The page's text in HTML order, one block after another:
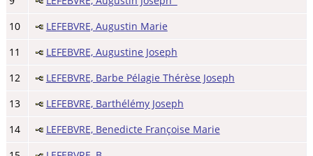
10
LEFEBVRE, Augustin Marie
11
LEFEBVRE, Augustine Joseph
12
LEFEBVRE, Barbe Pélagie Thérèse Joseph
13
LEFEBVRE, Barthélémy Joseph
14
LEFEBVRE, Benedicte Françoise Marie